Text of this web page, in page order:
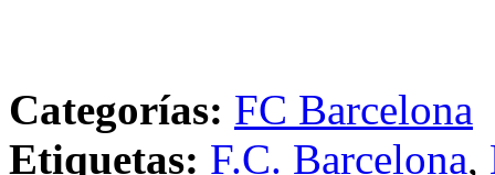
Categorías: FC Barcelona
Etiquetas: F.C. Barcelona,